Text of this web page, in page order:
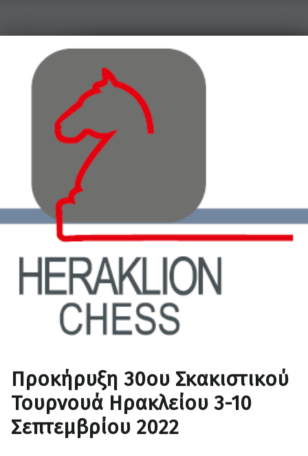
Κάνε τη σωστή κίνηση…
Προκήρυξη 30ου Σκακιστικού
Τουρνουά Ηρακλείου 3-10
Σεπτεμβρίου 2022